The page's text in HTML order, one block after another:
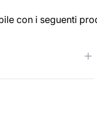
con i seguenti